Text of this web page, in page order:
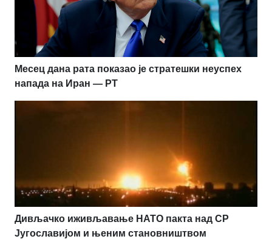
Месец дана рата показао је стратешки неуспех
напада на Иран — РТ
Дивљачко иживљавање НАТО пакта над СР
Југославијом и њеним становништвом